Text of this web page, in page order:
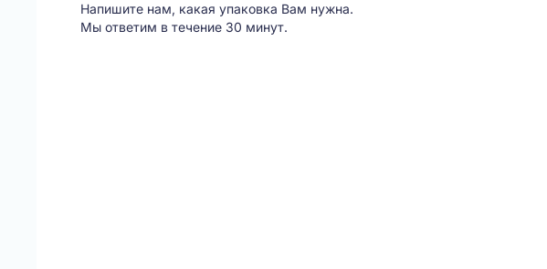
Напишите нам, какая упаковка Вам нужна.
Мы ответим в течение 30 минут.